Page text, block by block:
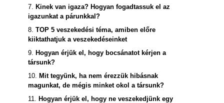
7.
Kinek van igaza? Hogyan fogadtassuk el az
igazunkat a párunkkal?
8. TOP 5 veszekedési téma, amiben előre
kiiktathatjuk a veszekedéseinket
9.
Hogyan érjük el, hogy bocsánatot kérjen a
társunk?
10.
Mit tegyünk, ha nem érezzük hibásnak
magunkat, de mégis minket okol a társunk?
11.
Hogyan érjük el, hogy ne veszekedjünk egy